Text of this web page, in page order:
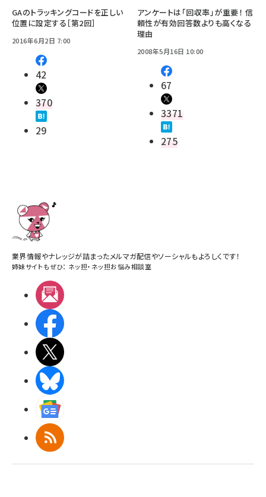
GAのトラッキングコードを正しい
位置に設定する［第2回］
2016年6月2日 7:00
42
370
29
アンケートは「回収率」が重要！ 信
頼性が有効回答数よりも高くなる
理由
2008年5月16日 10:00
67
3371
275
業界情報やナレッジが詰まったメルマガ配信やソーシャルもよろしくです！
姉妹サイトもぜひ： ネッ担・ ネッ担お悩み相談室
RSS